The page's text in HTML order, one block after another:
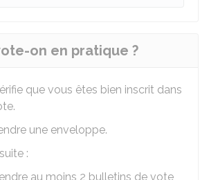
on en pratique ?
que vous êtes bien inscrit dans
une enveloppe.
:
au moins 2 bulletins de vote